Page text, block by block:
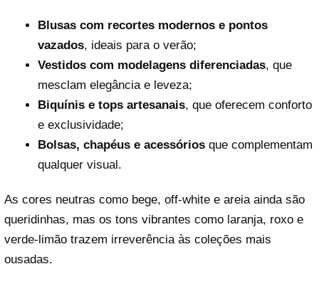
Blusas com recortes modernos e pontos
vazados, ideais para o verão;
Vestidos com modelagens diferenciadas, que
mesclam elegância e leveza;
Biquínis e tops artesanais, que oferecem conforto
e exclusividade;
Bolsas, chapéus e acessóriosque complementam
qualquer visual.
As cores neutras como bege, off-white e areia ainda são
queridinhas, mas os tons vibrantes como laranja, roxo e
verde-limão trazem irreverência às coleções mais
ousadas.